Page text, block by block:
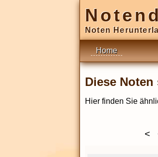
Noten
Home
Diese
Hier finden Sie
<